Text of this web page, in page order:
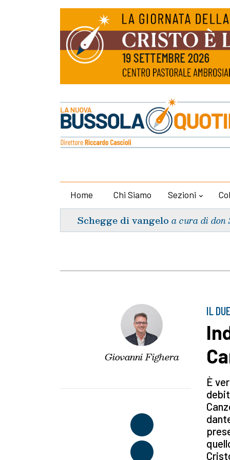
Home Chi Siamo Sezioni
Schegge di vangelo a cura di don
Giovanni Fighera
IL
È